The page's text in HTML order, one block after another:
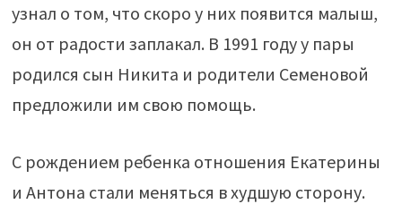
узнал о том, что скоро у них появится малыш,
он от радости заплакал. В 1991 году у пары
родился сын Никита и родители Семеновой
предложили им свою помощь.
С рождением ребенка отношения Екатерины
и Антона стали меняться в худшую сторону.